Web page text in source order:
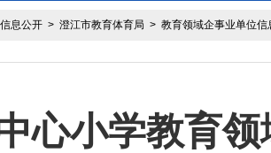
息公开> 澄江市教育体育局 > 教育领域企事业单位信
心小学教育